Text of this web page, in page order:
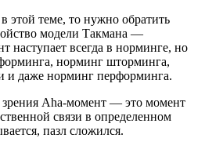
этой теме, то нужно обратить
модели Такмана —
наступает всегда в норминге, но
норминг шторминга,
и даже норминг перформинга.
зрения Aha-момент — это момент
связи в определенном
пазл сложился.